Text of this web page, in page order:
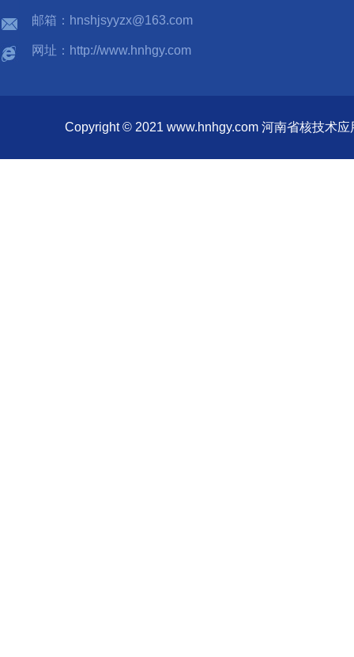
邮箱：hnshjsyyzx@163.com
网址：http://www.hnhgy.com
Copyright © 2021 www.hnhgy.com 河南省核技术